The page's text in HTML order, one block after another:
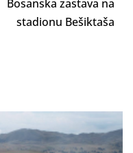
Bosanska zastava na
stadionu Bešiktaša